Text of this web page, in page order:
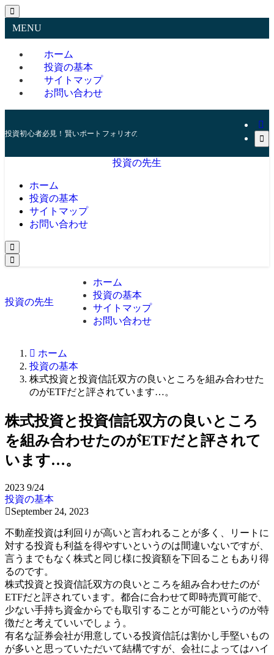
MENU
ホーム
投資の基本
サイトマップ
お問い合わせ
投資初心者必見！賢いポートフォリオの組み方とリスク管理の秘訣
投資の先生
ホーム
投資の基本
サイトマップ
お問い合わせ
投資の先生
ホーム
投資の基本
サイトマップ
お問い合わせ
ホーム
投資の基本
株式投資と投資信託双方の良いところを組み合わせた
のがETFだと評されています…。
株式投資と投資信託双方の良いところ
を組み合わせたのがETFだと評されて
います…。
2023 9/24
投資の基本
September 24, 2023
不動産投資は利回りが高いと言われることが多く、リートに
対する投資も利益を得やすいというのは間違いないですが、
言うまでもなく株式と同じ様に投資額を下回ることもあり得
るのです。
株式投資と投資信託双方の良いところを組み合わせたのが
ETFだと評されています。都合に合わせて即時売買可能で、
少ない手持ち資金からでも取引することが可能というのが特
徴だと考えていいでしょう。
有名な証券会社が用意している投資信託は割かし手堅いもの
が多いと思っていただいて結構ですが、会社によってはハイ